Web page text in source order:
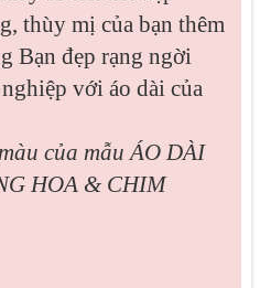
thùy mị của bạn thêm
Bạn đẹp rạng ngời
với áo dài của
của mẫuÁO DÀI
HOA & CHIM